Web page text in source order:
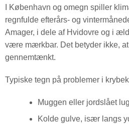
I København og omegn spiller
regnfulde efterårs- og
Amager, i dele af Hvidovre og i
være mærkbar. Det betyder ikke,
gennemtænkt.
Typiske tegn på problemer i
Muggen eller jordslået
Kolde gulve, især langs